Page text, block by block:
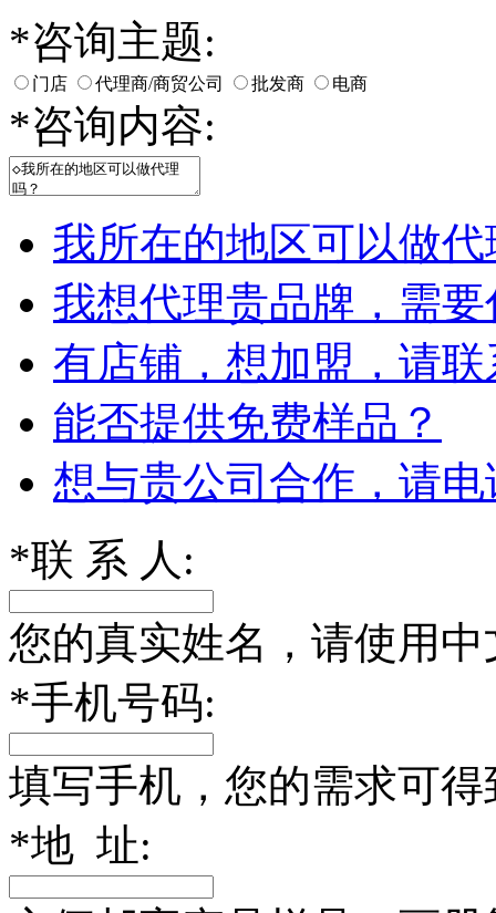
*咨询主题:
门店 代理商/商贸公司 批发商 电商
*咨询内容:
我所在的地区可以做
我想代理贵品牌，需
有店铺，想加盟，请
能否提供免费样品？
想与贵公司合作，请
*联 系 人:
您的真实姓名，请使用中
*手机号码:
填写手机，您的需求可
*地 址: